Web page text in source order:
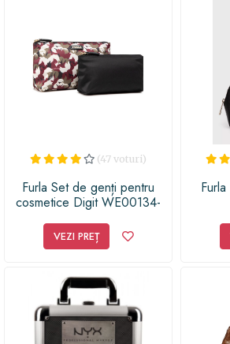
(47 voturi)
Furla Set de genți pentru
cosmetice Digit WE00134-
CN-E Colorat
VEZI PREȚ